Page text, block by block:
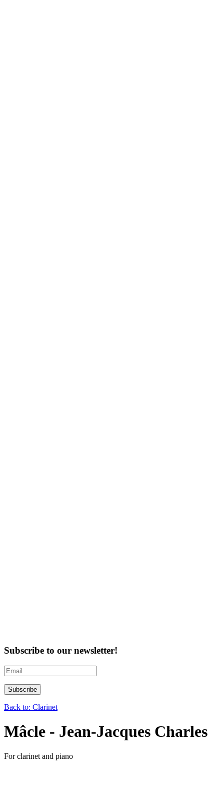
Subscribe to our newsletter!
Back to: Clarinet
Mâcle - Jean-Jacques Charles
For clarinet and piano